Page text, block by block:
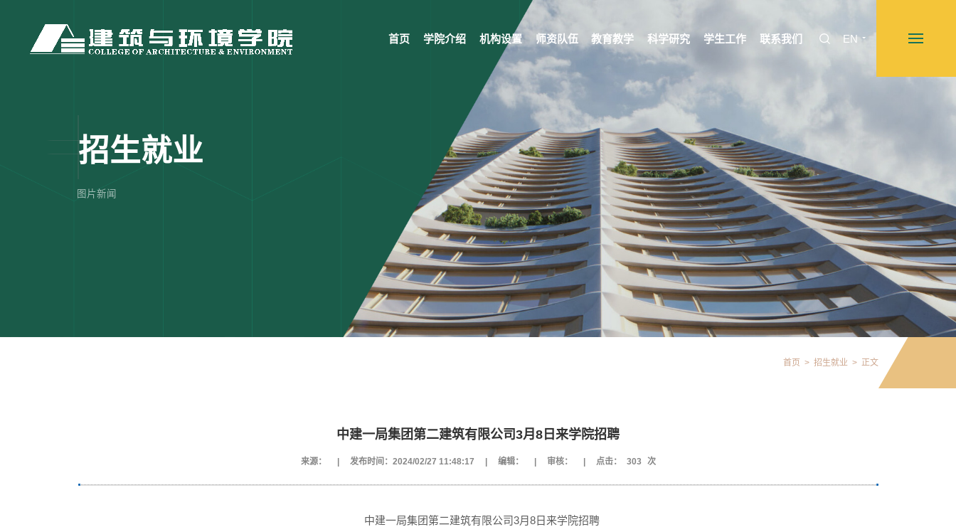
首页 学院介绍 机构设置 师资队伍 教育教学 科学研究 学生工作 联系我们 EN
招生就业
图片新闻
首页 > 招生就业 > 正文
中建一局集团第二建筑有限公司3月8日来学院招聘
来源： 发布时间：2024/02/27 11:48:17 编辑： 审核： 点击： 303 次
中建一局集团第二建筑有限公司3月8日来学院招聘